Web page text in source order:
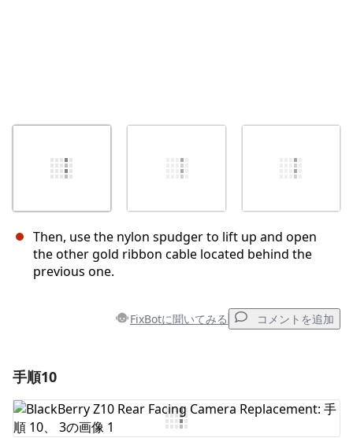
Then, use the nylon spudger to lift up and open
the other gold ribbon cable located behind the
previous one.
FixBotに聞いてみる コメントを追加
コメントを追加
手順10